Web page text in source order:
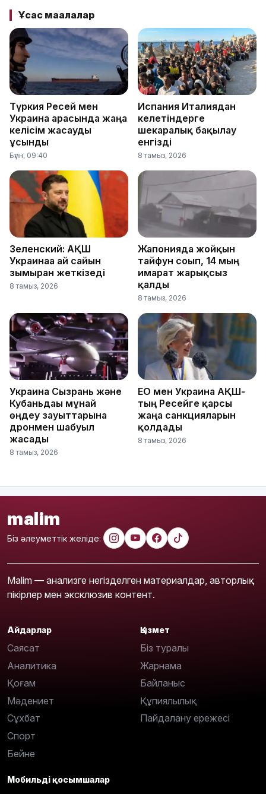
Ұқсас мақалалар
Түркия Ресей мен
Украина арасында жаңа
келісім жасауды
ұсынды
Бүгін, 09:40
Испания Италиядан
келетіндерге
шекаралық бақылау
енгізді
8 тамыз, 2026
Зеленский: АҚШ
Украинаға ай сайын
зымыран жеткізеді
8 тамыз, 2026
Жапонияда жойқын
тайфун соғып, 14 мың
ғимарат жарықсыз
қалды
8 тамыз, 2026
Украина Сызрань және
Кубаньдағы мұнай
өңдеу зауыттарына
дронмен шабуыл
жасады
8 тамыз, 2026
ЕО мен Украина АҚШ-
тың Ресейге қарсы
жаңа санкцияларын
қолдады
8 тамыз, 2026
malim
Біз әлеуметтік желіде:
Malim — анализге негізделген материалдар, авторлық
пікірлер мен эксклюзив контент.
Айдарлар
Саясат
Аналитика
Қоғам
Мәдениет
Сұхбат
Спорт
Бейне
Қызмет
Біз туралы
Жарнама
Байланыс
Құпиялылық
Пайдалану ережесі
Мобильді қосымшалар